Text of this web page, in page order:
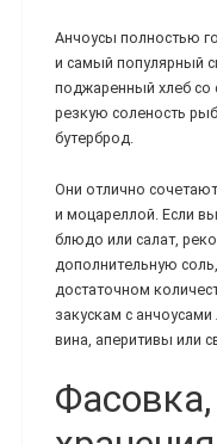
Анчоусы полностью
и самый популярный
поджаренный хлеб
резкую соленость
бутерброд.
Они отлично
и моцареллой. Если
блюдо или салат,
дополнительную
достаточном
закускам с
вина, аперитивы или